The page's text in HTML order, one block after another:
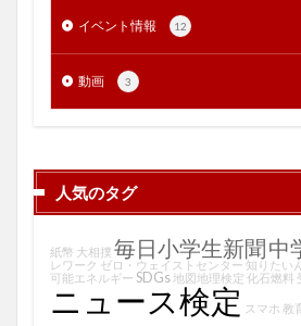
イベント情報 12
動画 3
人気のタグ
紙幣 大相撲 毎日小学生新聞中
レワーク ゼロ・ウェイストセンター 知りたい
可能エネルギー SDGs 地図地理検定 化石燃料
ニュース検定 スマホ 教